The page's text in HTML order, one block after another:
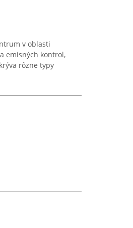
v oblasti
emisných kontrol,
rôzne typy